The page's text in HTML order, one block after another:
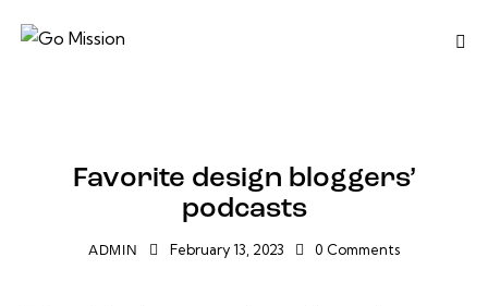
Favorite design bloggers’
podcasts
ADMIN February 13, 2023 0 Comments